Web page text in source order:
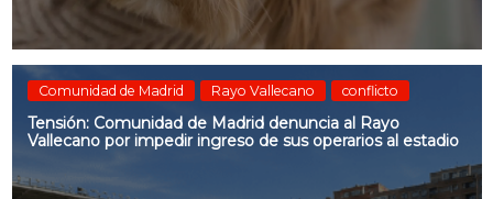
Comunidad de Madrid Rayo Vallecano conflicto
Tensión: Comunidad de Madrid denuncia al Rayo
Vallecano por impedir ingreso de sus operarios al estadio